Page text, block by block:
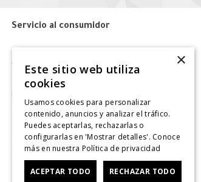
Servicio al consumidor
Tiendas
Contáctanos
Giftcard
Solicitar Factura
CyberDay
×
Este sitio web utiliza
cookies
Usamos cookies para personalizar
contenido, anuncios y analizar el tráfico.
Puedes aceptarlas, rechazarlas o
configurarlas en 'Mostrar detalles'. Conoce
más en nuestra Política de privacidad
ACEPTAR TODO RECHAZAR TODO